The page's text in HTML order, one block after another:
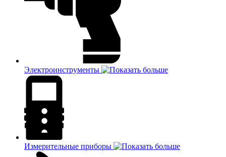
Электроинструменты
Измерительные приборы